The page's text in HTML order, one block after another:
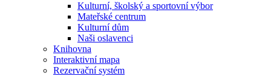
Kulturní, školský a sportovní výbor
Mateřské centrum
Kulturní dům
Naši oslavenci
Knihovna
Interaktivní mapa
Rezervační systém